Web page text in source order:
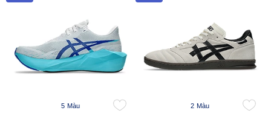
5 Màu 2 Màu